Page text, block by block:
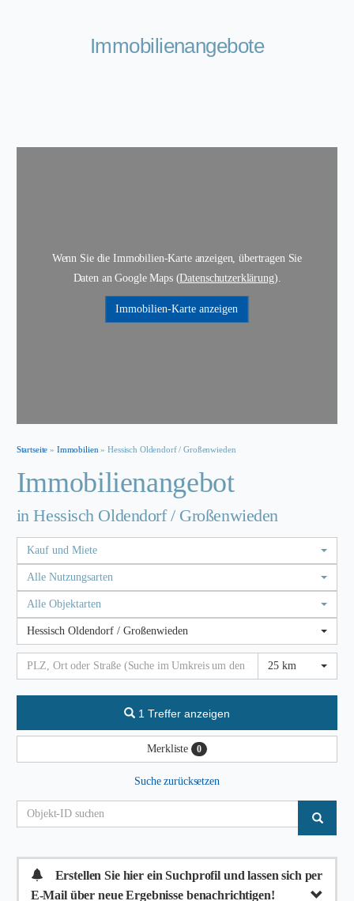
Immobilienangebote
Wenn Sie die Immobilien-Karte anzeigen, übertragen Sie
Daten an Google Maps (Datenschutzerklärung).
Immobilien-Karte anzeigen
Startseite » Immobilien »Hessisch Oldendorf / Großenwieden
Immobilien­angebot
in Hessisch Oldendorf / Großenwieden
Kauf und Miete
Alle Nutzungsarten
Alle Objektarten
Hessisch Oldendorf / Großenwieden
25 km
1 Treffer anzeigen
Merkliste 0
Suche zurücksetzen
Erstellen Sie hier ein Suchprofil und lassen sich per
E-Mail über neue Ergebnisse benachrichtigen!